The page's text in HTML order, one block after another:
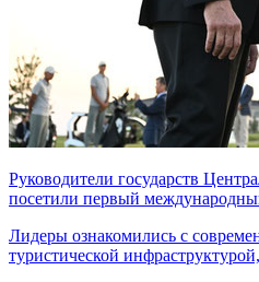
Руководители государств
посетили первый
Лидеры ознакомились с
туристической